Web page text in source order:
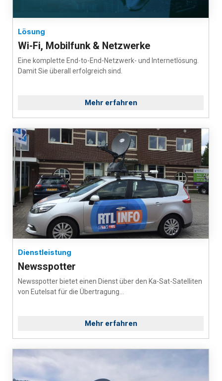
Lösung
Wi-Fi, Mobilfunk & Netzwerke
Eine komplette End-to-End-Netzwerk- und Internetlösung.
Damit Sie überall erfolgreich sind.
Mehr erfahren
Dienstleistung
Newsspotter
Newsspotter bietet einen Dienst über den Ka-Sat-Satelliten
von Eutelsat für die Übertragung...
Mehr erfahren